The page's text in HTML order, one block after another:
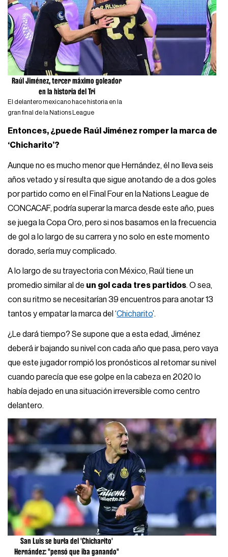
Raúl Jiménez, tercer máximo goleador
en la historia del Tri
El delantero mexicano hace historia en la
gran final de la Nations League
Entonces, ¿puede Raúl Jiménez romper la marca de
‘Chicharito’?
Aunque no es mucho menor que Hernández, él no lleva seis
años vetado y sí resulta que sigue anotando de a dos goles
por partido como en el Final Four en la Nations League de
CONCACAF, podría superar la marca desde este año, pues
se juega la Copa Oro, pero si nos basamos en la frecuencia
de gol a lo largo de su carrera y no solo en este momento
dorado, sería muy complicado.
A lo largo de su trayectoria con México, Raúl tiene un
promedio similar al de un gol cada tres partidos. O sea,
con su ritmo se necesitarían 39 encuentros para anotar 13
tantos y empatar la marca del ‘Chicharito’.
¿Le dará tiempo? Se supone que a esta edad, Jiménez
deberá ir bajando su nivel con cada año que pasa, pero vaya
que este jugador rompió los pronósticos al retomar su nivel
cuando parecía que ese golpe en la cabeza en 2020 lo
había dejado en una situación irreversible como centro
delantero.
San Luis se burla del 'Chicharito'
Hernández: "pensó que iba ganando"